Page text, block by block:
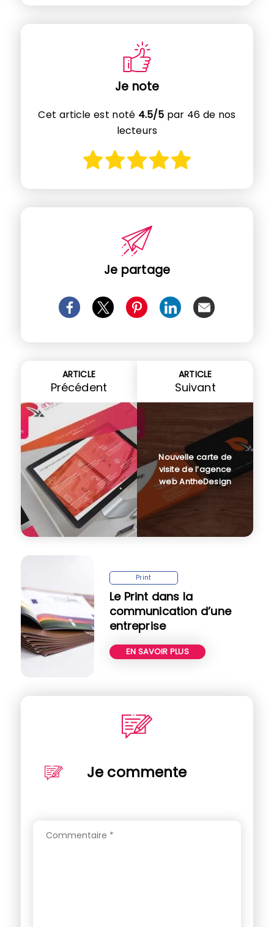
Je note
Cet article est noté 4.5/5 par 46 de nos
lecteurs
Je partage
ARTICLE
Précédent
ARTICLE
Suivant
Nouvelle carte de
visite de l’agence
web AntheDesign
Print
Le Print dans la
communication d’une
entreprise
EN SAVOIR PLUS
Je commente